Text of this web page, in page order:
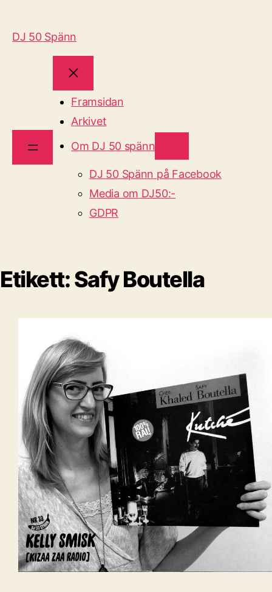
DJ 50 Spänn
Framsidan
Arkivet
Om DJ 50 spänn
DJ 50 Spänn på Facebook
Media om DJ50:-
GDPR
Etikett:Safy Boutella